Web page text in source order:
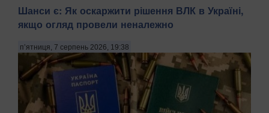
звільнила працівників одного зі своїх відділ...
Шанси є: Як оскаржити рішення ВЛК в Україні,
якщо огляд провели неналежно
п’ятниця, 7 серпень 2026, 19:38